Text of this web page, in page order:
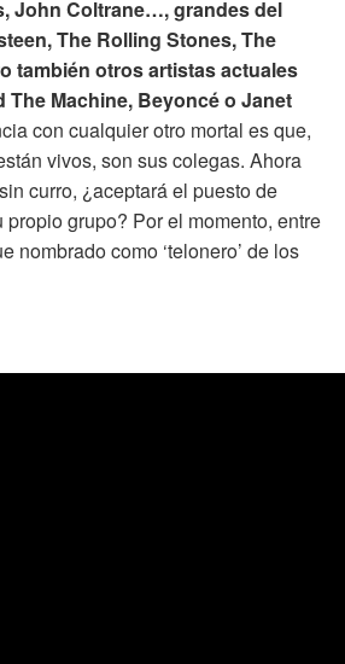
John Coltrane…, grandes del
The Rolling Stones, The
también otros artistas actuales
The Machine, Beyoncé o Janet
con cualquier otro mortal es que,
vivos, son sus colegas. Ahora
curro, ¿aceptará el puesto de
propio grupo? Por el momento, entre
nombrado como ‘telonero’ de los